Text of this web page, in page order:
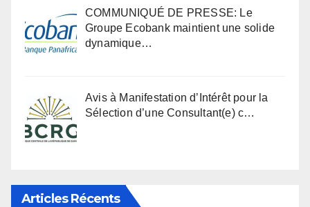
COMMUNIQUÉ DE PRESSE: Le
Groupe Ecobank maintient une solide
dynamique…
Avis à Manifestation d’Intérêt pour la
Sélection d’une Consultant(e) c…
Articles Récents